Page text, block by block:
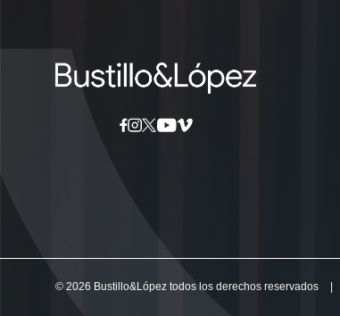
© 2026 Bustillo&López todos los derechos reservados |